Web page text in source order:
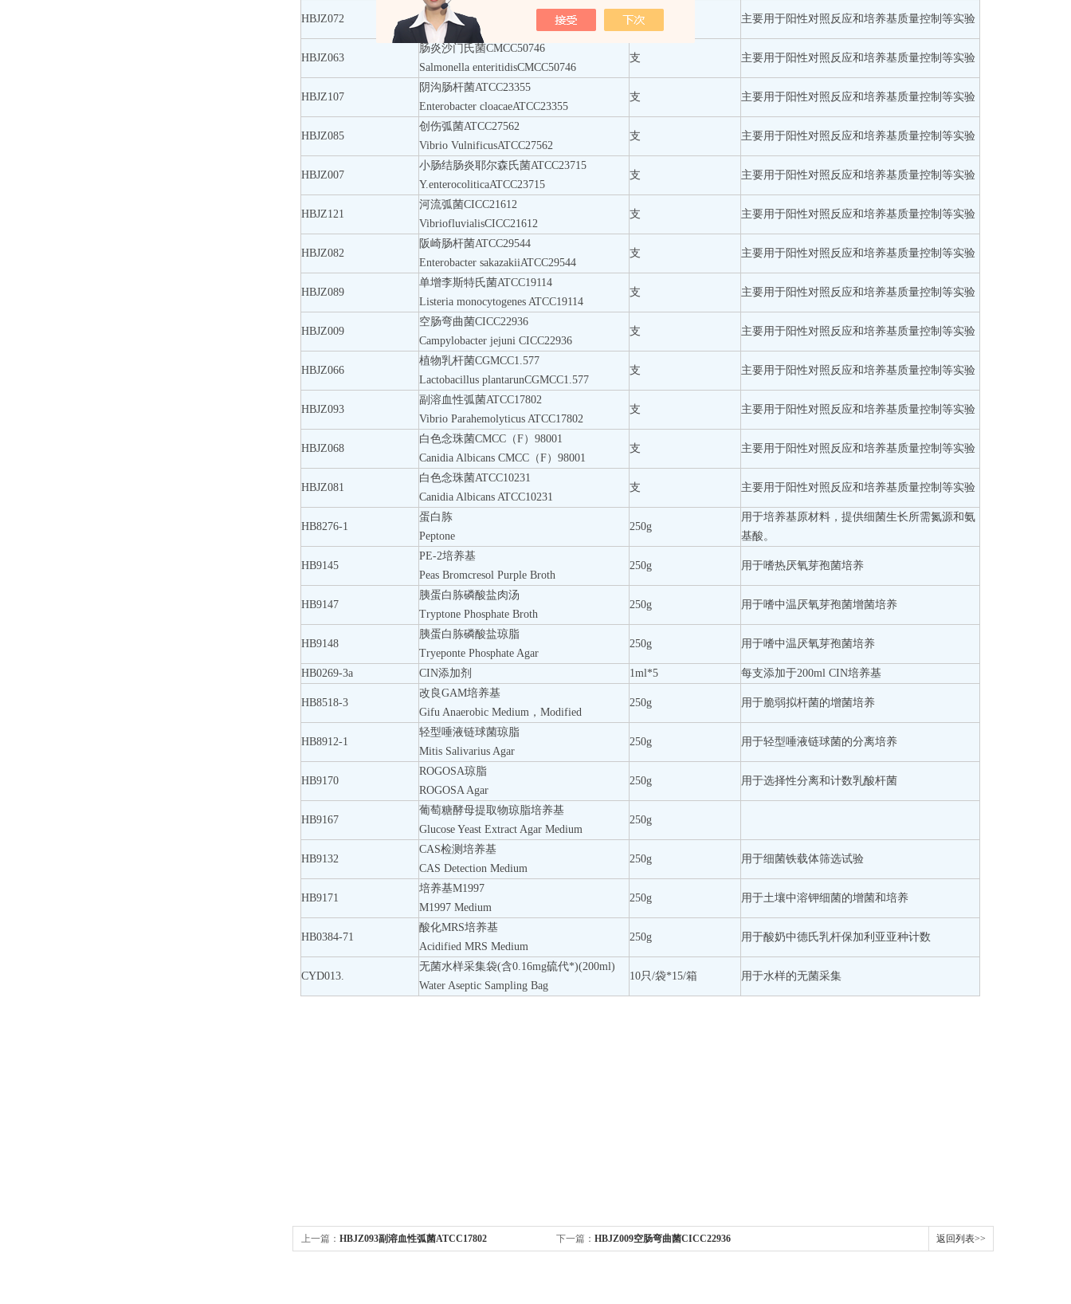
HBJZ072
表皮葡萄球菌CMCC26069
Staphylococcus EpidermidisCMCC26069
支 主要用于阳性对照反应和培养基质量控制等实验
HBJZ063
肠炎沙门氏菌CMCC50746
Salmonella enteritidisCMCC50746
支 主要用于阳性对照反应和培养基质量控制等实验
HBJZ107
阴沟肠杆菌ATCC23355
Enterobacter cloacaeATCC23355
支 主要用于阳性对照反应和培养基质量控制等实验
HBJZ085
创伤弧菌ATCC27562
Vibrio VulnificusATCC27562
支 主要用于阳性对照反应和培养基质量控制等实验
HBJZ007
小肠结肠炎耶尔森氏菌ATCC23715
Y.enterocoliticaATCC23715
支 主要用于阳性对照反应和培养基质量控制等实验
HBJZ121
河流弧菌CICC21612
VibriofluvialisCICC21612
支 主要用于阳性对照反应和培养基质量控制等实验
HBJZ082
阪崎肠杆菌ATCC29544
Enterobacter sakazakiiATCC29544
支 主要用于阳性对照反应和培养基质量控制等实验
HBJZ089
单增李斯特氏菌ATCC19114
Listeria monocytogenes ATCC19114
支 主要用于阳性对照反应和培养基质量控制等实验
HBJZ009
空肠弯曲菌CICC22936
Campylobacter jejuni CICC22936
支 主要用于阳性对照反应和培养基质量控制等实验
HBJZ066
植物乳杆菌CGMCC1.577
Lactobacillus plantarunCGMCC1.577
支 主要用于阳性对照反应和培养基质量控制等实验
HBJZ093
副溶血性弧菌ATCC17802
Vibrio Parahemolyticus ATCC17802
支 主要用于阳性对照反应和培养基质量控制等实验
HBJZ068
白色念珠菌CMCC（F）98001
Canidia Albicans CMCC（F）98001
支 主要用于阳性对照反应和培养基质量控制等实验
HBJZ081
白色念珠菌ATCC10231
Canidia Albicans ATCC10231
支 主要用于阳性对照反应和培养基质量控制等实验
HB8276-1
蛋白胨
Peptone
250g
用于培养基原材料，提供细菌生长所需氮源和氨
基酸。
HB9145
PE-2培养基
Peas Bromcresol Purple Broth
250g 用于嗜热厌氧芽孢菌培养
HB9147
胰蛋白胨磷酸盐肉汤
Tryptone Phosphate Broth
250g 用于嗜中温厌氧芽孢菌增菌培养
HB9148
胰蛋白胨磷酸盐琼脂
Tryeponte Phosphate Agar
250g 用于嗜中温厌氧芽孢菌培养
HB0269-3a CIN添加剂 1ml*5 每支添加于200ml CIN培养基
HB8518-3
改良GAM培养基
Gifu Anaerobic Medium，Modified
250g 用于脆弱拟杆菌的增菌培养
HB8912-1
轻型唾液链球菌琼脂
Mitis Salivarius Agar
250g 用于轻型唾液链球菌的分离培养
HB9170
ROGOSA琼脂
ROGOSA Agar
250g 用于选择性分离和计数乳酸杆菌
HB9167
葡萄糖酵母提取物琼脂培养基
Glucose Yeast Extract Agar Medium
250g
HB9132
CAS检测培养基
CAS Detection Medium
250g 用于细菌铁载体筛选试验
HB9171
培养基M1997
M1997 Medium
250g 用于土壤中溶钾细菌的增菌和培养
HB0384-71
酸化MRS培养基
Acidified MRS Medium
250g 用于酸奶中德氏乳杆保加利亚亚种计数
CYD013.
无菌水样采集袋(含0.16mg硫代*)(200ml)
Water Aseptic Sampling Bag
10只/袋*15/箱 用于水样的无菌采集
上一篇： HBJZ093副溶血性弧菌ATCC17802 下一篇： HBJZ009空肠弯曲菌CICC22936 返回列表>>